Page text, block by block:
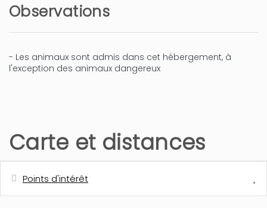
Observations
- Les animaux sont admis dans cet hébergement, à
l'exception des animaux dangereux
Carte et distances
Points d'intérêt